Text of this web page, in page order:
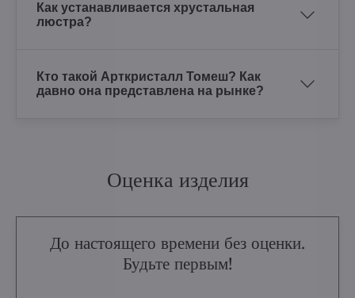
Как устанавливается хрустальная
люстра?
Кто такой Арткристалл Томеш? Как
давно она представлена на рынке?
Оценка изделия
До настоящего времени без оценки.
Будьте первым!